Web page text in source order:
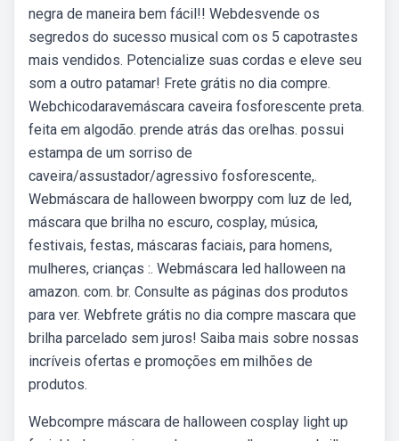
negra de maneira bem fácil!! Webdesvende os
segredos do sucesso musical com os 5 capotrastes
mais vendidos. Potencialize suas cordas e eleve seu
som a outro patamar! Frete grátis no dia compre.
Webchicodaravemáscara caveira fosforescente preta.
feita em algodão. prende atrás das orelhas. possui
estampa de um sorriso de
caveira/assustador/agressivo fosforescente,.
Webmáscara de halloween bworppy com luz de led,
máscara que brilha no escuro, cosplay, música,
festivais, festas, máscaras faciais, para homens,
mulheres, crianças :. Webmáscara led halloween na
amazon. com. br. Consulte as páginas dos produtos
para ver. Webfrete grátis no dia compre mascara que
brilha parcelado sem juros! Saiba mais sobre nossas
incríveis ofertas e promoções em milhões de
produtos.
Webcompre máscara de halloween cosplay light up